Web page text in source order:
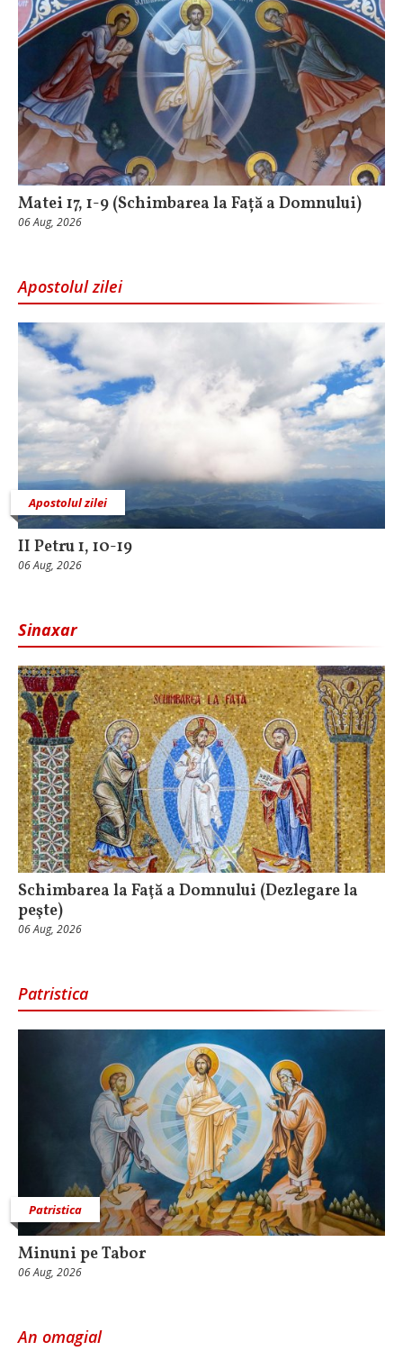
Matei 17, 1-9 (Schimbarea la Față a Domnului)
06 Aug, 2026
Apostolul zilei
Apostolul zilei
II Petru 1, 10-19
06 Aug, 2026
Sinaxar
Schimbarea la Faţă a Domnului (Dezlegare la
peşte)
06 Aug, 2026
Patristica
Patristica
Minuni pe Tabor
06 Aug, 2026
An omagial